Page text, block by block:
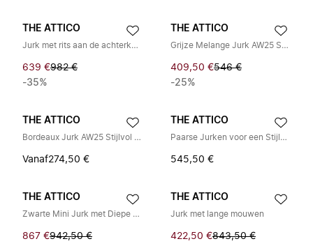
THE ATTICO
Jurk met rits aan de achterkant en zijopening
639 €982 €
-35%
THE ATTICO
Grijze Melange Jurk AW25 Stijlvol Comfort
409,50 €546 €
-25%
THE ATTICO
Bordeaux Jurk AW25 Stijlvol Comfort
Vanaf274,50 €
THE ATTICO
Paarse Jurken voor een Stijlvolle Look
545,50 €
THE ATTICO
Zwarte Mini Jurk met Diepe V-Hals
867 €942,50 €
THE ATTICO
Jurk met lange mouwen
422,50 €843,50 €